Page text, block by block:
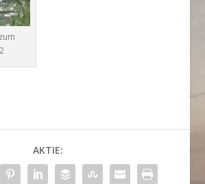
AKTIE: